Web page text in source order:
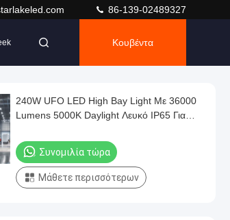
86-139-02489327
Κουβέντα
240W UFO LED High Bay Light Με 36000
Lumens 5000K Daylight Λευκό IP65 Για
Συνομιλία τώρα
Μάθετε περισσότερων